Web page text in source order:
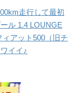
走行して最初
ル 1.4 LOUNGE
アット500（旧チ
イイ♪